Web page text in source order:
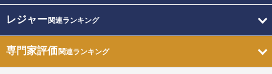
レジャー関連ランキング
専門家評価関連ランキング